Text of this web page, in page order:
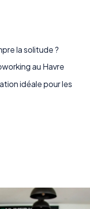
la solitude ?
au Havre
idéale pour les